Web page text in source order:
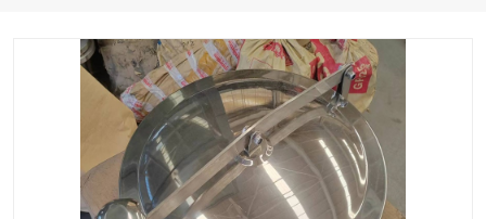
不锈钢板 不锈钢工业方管
不锈钢封头 不锈钢法兰
不锈钢阀门 不锈钢槽钢
不锈钢扁钢